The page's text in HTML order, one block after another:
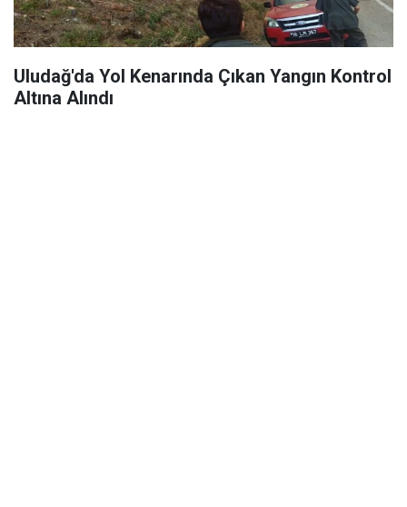
Uludağ'da Yol Kenarında Çıkan Yangın Kontrol
Altına Alındı